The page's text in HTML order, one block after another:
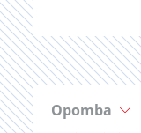
Opomba